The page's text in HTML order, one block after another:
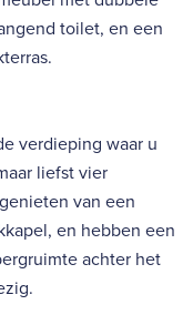
toilet, en een
verdieping waar u
liefst vier
van een
en hebben een
achter het